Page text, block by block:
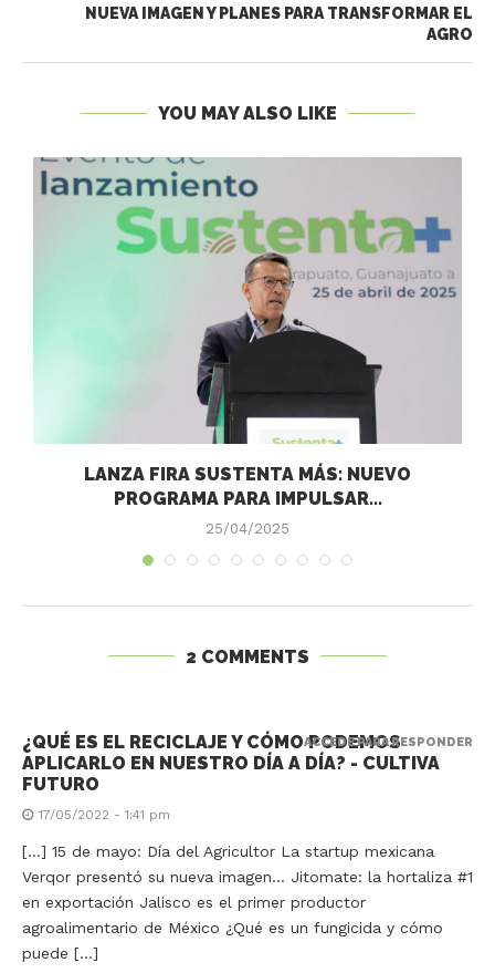
NUEVA IMAGEN Y PLANES PARA TRANSFORMAR EL
AGRO
YOU MAY ALSO LIKE
LANZA FIRA SUSTENTA MÁS: NUEVO
PROGRAMA PARA IMPULSAR...
25/04/2025
2 COMMENTS
¿QUÉ ES EL RECICLAJE Y CÓMO PODEMOS
APLICARLO EN NUESTRO DÍA A DÍA? - CULTIVA
FUTURO
17/05/2022 - 1:41 pm
[…] 15 de mayo: Día del Agricultor La startup mexicana
Verqor presentó su nueva imagen… Jitomate: la hortaliza #1
en exportación Jalisco es el primer productor
agroalimentario de México ¿Qué es un fungicida y cómo
puede […]
ACCEDE PARA RESPONDER